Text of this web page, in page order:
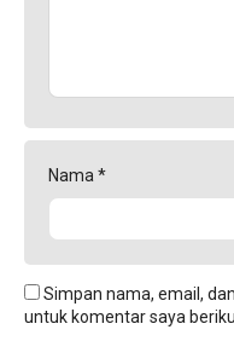
Nama *
Simpan nama, email,
untuk komentar saya